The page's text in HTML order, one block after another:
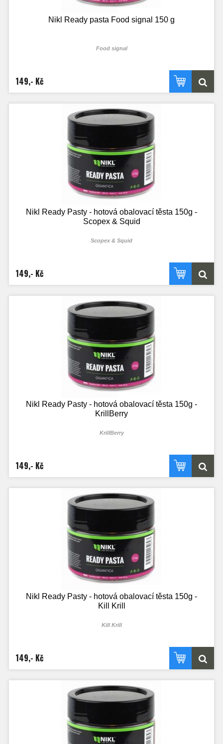
Nikl Ready pasta Food signal 150 g
Food signal
149,- Kč
Nikl Ready Pasty - hotová obalovací těsta 150g -
Scopex & Squid
Scopex & Squid
149,- Kč
Nikl Ready Pasty - hotová obalovací těsta 150g -
KrillBerry
KrillBerry
149,- Kč
Nikl Ready Pasty - hotová obalovací těsta 150g -
Kill Krill
Kill Krill
149,- Kč